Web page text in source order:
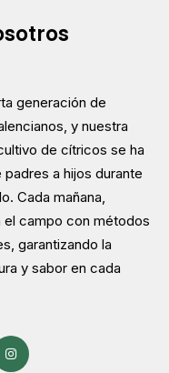
generación de
y nuestra
de cítricos se ha
a hijos durante
Cada mañana,
el campo con métodos
garantizando la
y sabor en cada